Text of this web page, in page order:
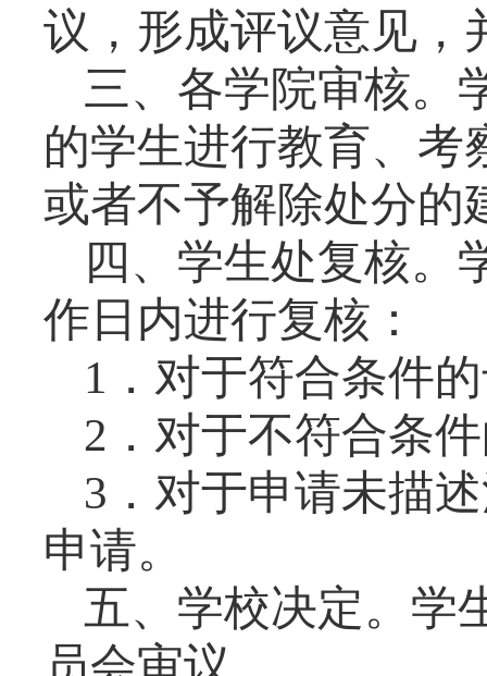
议，形成评议意见，
三、各学院审核。
的学生进行教育、考
或者不予解除处分的
四、学生处复核。
作日内进行复核：
1 ．对于符合条件
2 ．对于不符合条
3 ．对于申请未描
申请。
五、学校决定。学
员会审议。